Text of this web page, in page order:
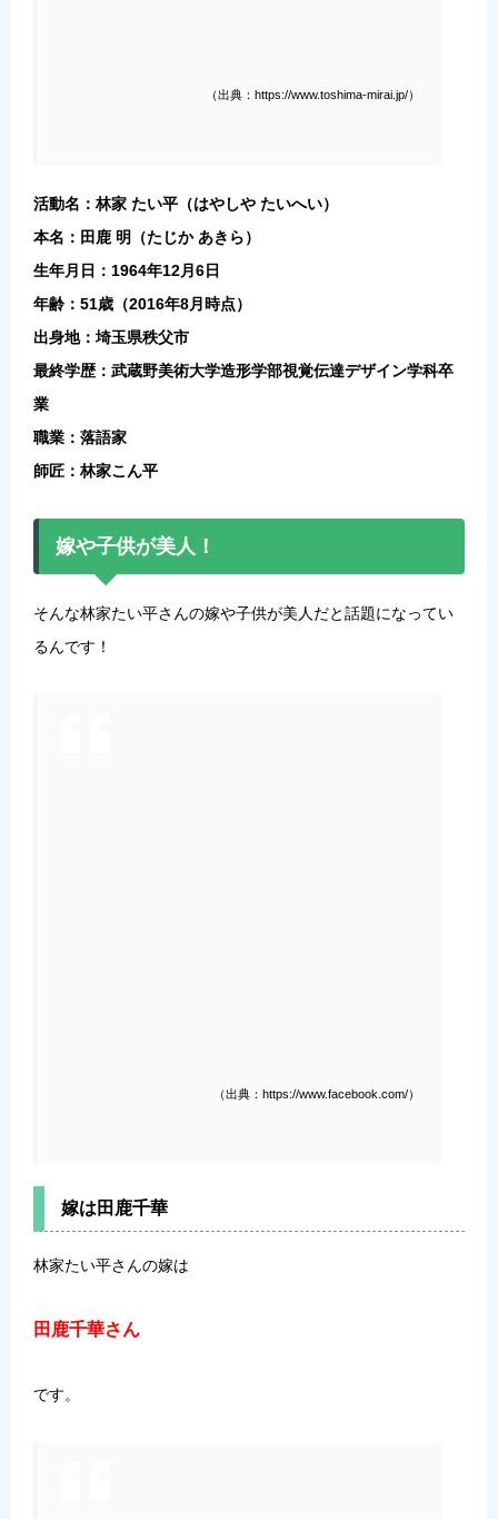
（出典：https://www.toshima-mirai.jp/）
活動名：林家 たい平（はやしや たいへい）
本名：田鹿 明（たじか あきら）
生年月日：1964年12月6日
年齢：51歳（2016年8月時点）
出身地：埼玉県秩父市
最終学歴：武蔵野美術大学造形学部視覚伝達デザイン学科卒
業
職業：落語家
師匠：林家こん平
嫁や子供が美人！
そんな林家たい平さんの嫁や子供が美人だと話題になってい
るんです！
（出典：https://www.facebook.com/）
嫁は田鹿千華
林家たい平さんの嫁は
田鹿千華さん
です。